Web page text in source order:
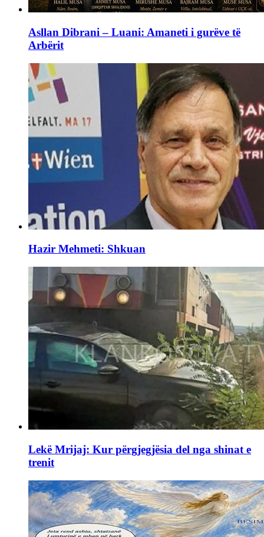
Asllan Dibrani – Luani: Amaneti i gurëve të
Arbërit
Hazir Mehmeti: Shkuan
Lekë Mrijaj: Kur përgjegjësia del nga shinat e
trenit